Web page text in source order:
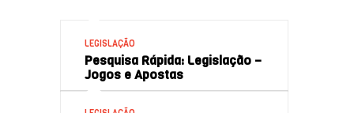
LEGISLAÇÃO
Pesquisa Rápida: Legislação –
Jogos e Apostas